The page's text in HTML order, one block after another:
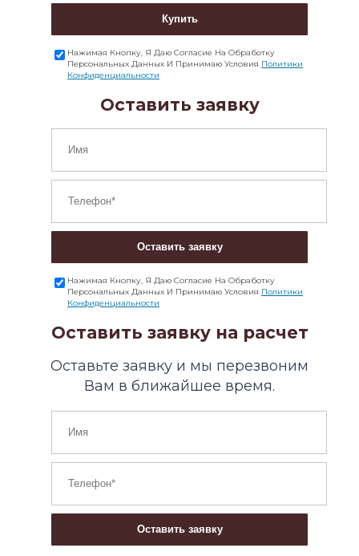
Купить
Нажимая Кнопку, Я Даю Согласие На Обработку
Персональных Данных И Принимаю Условия Политики
Конфиденциальности
Оставить заявку
Оставить заявку
Нажимая Кнопку, Я Даю Согласие На Обработку
Персональных Данных И Принимаю Условия Политики
Конфиденциальности
Оставить заявку на расчет
Оставьте заявку и мы перезвоним
Вам в ближайшее время.
Оставить заявку